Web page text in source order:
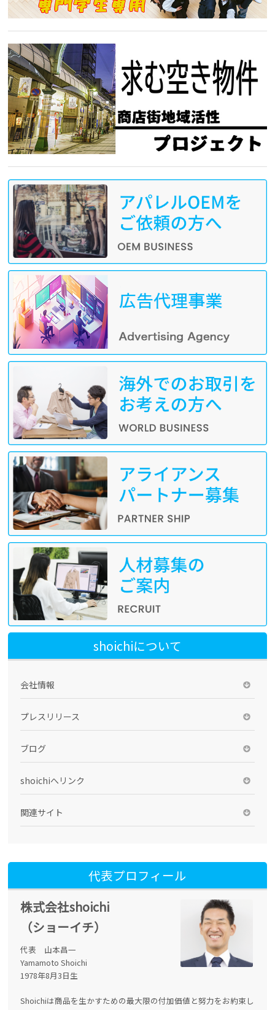
shoichiについて
会社情報
プレスリリース
ブログ
shoichiへリンク
関連サイト
代表プロフィール
株式会社shoichi
（ショーイチ）
代表 山本昌一
Yamamoto Shoichi
1978年8月3日生
Shoichiは商品を生かすための最大限の付加価値と努力をお約束し